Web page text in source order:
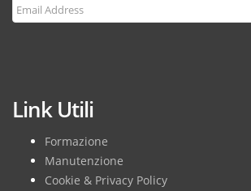
Link Utili
Formazione
Manutenzione
Cookie & Privacy Policy